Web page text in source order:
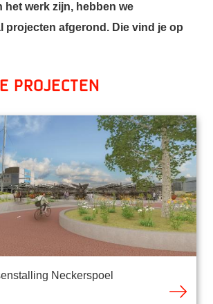
het werk zijn, hebben we
projecten afgerond. Die vind je op
projecten
Neckerspoel